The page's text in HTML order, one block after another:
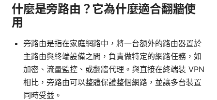
什麼是旁路由？它為什麼適合翻牆使
用
旁路由是指在家庭網路中，將一台额外的路由器置於
主路由與終端設備之間，負責做特定的網路任務，如
加密、流量監控、或翻牆代理。與直接在終端裝 VPN
相比，旁路由可以整體保護整個網路，並讓多台裝置
同時受益。